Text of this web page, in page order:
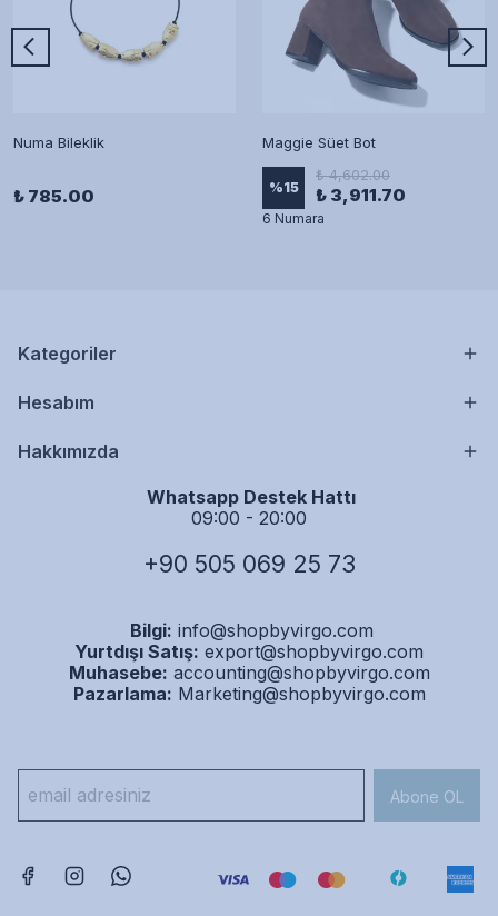
Numa Bileklik
₺ 785.00
Maggie Süet Bot
%15
₺ 4,602.00
₺ 3,911.70
6 Numara
Kategoriler
Hesabım
Hakkımızda
Whatsapp Destek Hattı
09:00 - 20:00
+90 505 069 25 73
Bilgi: info@shopbyvirgo.com
Yurtdışı Satış: export@shopbyvirgo.com
Muhasebe: accounting@shopbyvirgo.com
Pazarlama: Marketing@shopbyvirgo.com
Abone OL